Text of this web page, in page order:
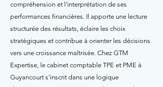
compréhension et l'interprétation de ses
performances financières. Il apporte une lecture
structurée des résultats, éclaire les choix
stratégiques et contribue à orienter les décisions
vers une croissance maîtrisée. Chez GTM
Expertise, le cabinet comptable TPE et PME à
Guyancourt s'inscrit dans une logique